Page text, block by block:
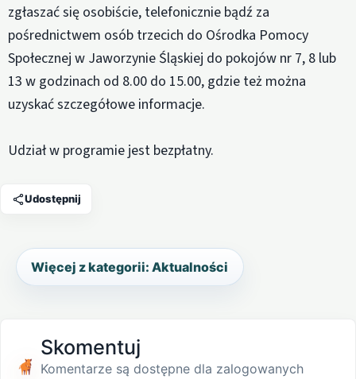
zgłaszać się osobiście, telefonicznie bądź za
pośrednictwem osób trzecich do Ośrodka Pomocy
Społecznej w Jaworzynie Śląskiej do pokojów nr 7, 8 lub
13 w godzinach od 8.00 do 15.00, gdzie też można
uzyskać szczegółowe informacje.
Udział w programie jest bezpłatny.
Udostępnij
Więcej z kategorii: Aktualności
Skomentuj
Komentarze są dostępne dla zalogowanych